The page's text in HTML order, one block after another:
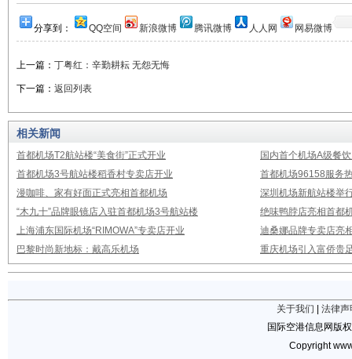
分享到： QQ空间 新浪微博 腾讯微博 人人网 网易微博
上一篇： 丁粤红：辛勤耕耘 无怨无悔
下一篇： 返回列表
相关新闻
首都机场T2航站楼“美食街”正式开业
国内首个机场A级餐
首都机场3号航站楼稻香村专卖店开业
首都机场96158服务
漫咖啡、家有好面正式亮相首都机场
深圳机场新航站楼举
“木九十”品牌眼镜店入驻首都机场3号航站楼
绝味鸭脖店亮相首都
上海浦东国际机场“RIMOWA”专卖店开业
迪桑娜品牌专卖店亮
巴黎时尚新地标：戴高乐机场
重庆机场引入富侨贵
关于我们
法律声
国际空港信息网版
Copyright